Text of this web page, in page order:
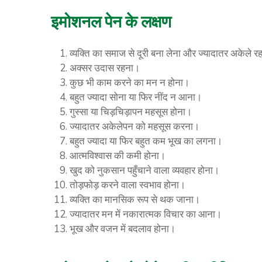
इमोशनल पेन के लक्षण
व्यक्ति का समाज से दूरी बना लेना और ज्यादातर अकेले
अक्सर उदास रहना।
कुछ भी काम करने का मन न होना।
बहुत ज्यादा सोना या फिर नींद न आना।
गुस्सा या चिड़चिड़ापन महसूस होना।
ज्यादातर अकेलेपन को महसूस करना।
बहुत ज्यादा या फिर बहुत कम भूख का लगना।
आत्मविश्वास की कमी होना।
खुद को नुकसान पहुँचाने वाला व्यवहार होना।
तोड़फोड़ करने वाला स्वभाव होना।
व्यक्ति का मानसिक रूप से थक जाना।
ज्यादातर मन में नकारात्मक विचार का आना।
भूख और वजन में बदलाव होना।